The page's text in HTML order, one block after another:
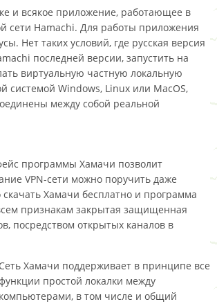
и всякое приложение, работающее в
сети Hamachi. Для работы приложения
Нет таких условий, где русская версия
последней версии, запустить на
виртуальную частную локальную
системой Windows, Linux или MacOS,
между собой реальной
программы Хамачи позволит
VPN-сети можно поручить даже
Хамачи бесплатно и программа
признакам закрытая защищенная
посредством открытых каналов в
Сеть Хамачи поддерживает в принципе все
простой локалки между
компьютерами, в том числе и общий